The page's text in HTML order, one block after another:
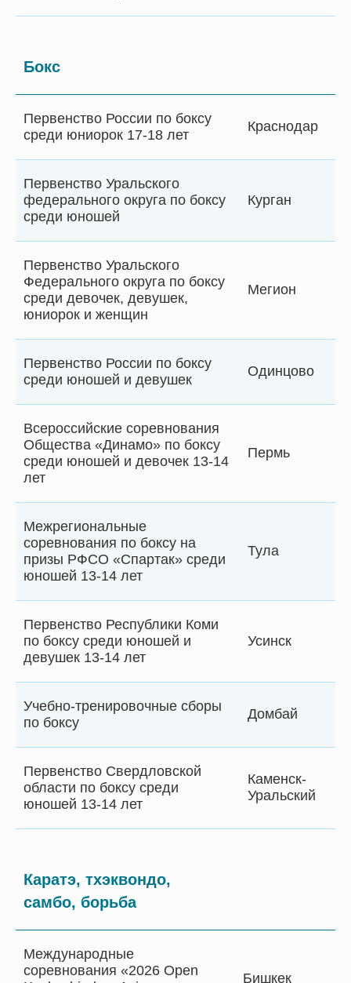
Бокс
Первенство России по боксу
среди юниорок 17-18 лет
Краснодар
Первенство Уральского
федерального округа по боксу
среди юношей
Курган
Первенство Уральского
Федерального округа по боксу
среди девочек, девушек,
юниорок и женщин
Мегион
Первенство России по боксу
среди юношей и девушек
Одинцово
Всероссийские соревнования
Общества «Динамо» по боксу
среди юношей и девочек 13-14
лет
Пермь
Межрегиональные
соревнования по боксу на
призы РФСО «Спартак» среди
юношей 13-14 лет
Тула
Первенство Республики Коми
по боксу среди юношей и
девушек 13-14 лет
Усинск
Учебно-тренировочные сборы
по боксу
Домбай
Первенство Свердловской
области по боксу среди
юношей 13-14 лет
Каменск-
Уральский
Каратэ, тхэквондо,
самбо, борьба
Международные
соревнования «2026 Open
Бишкек